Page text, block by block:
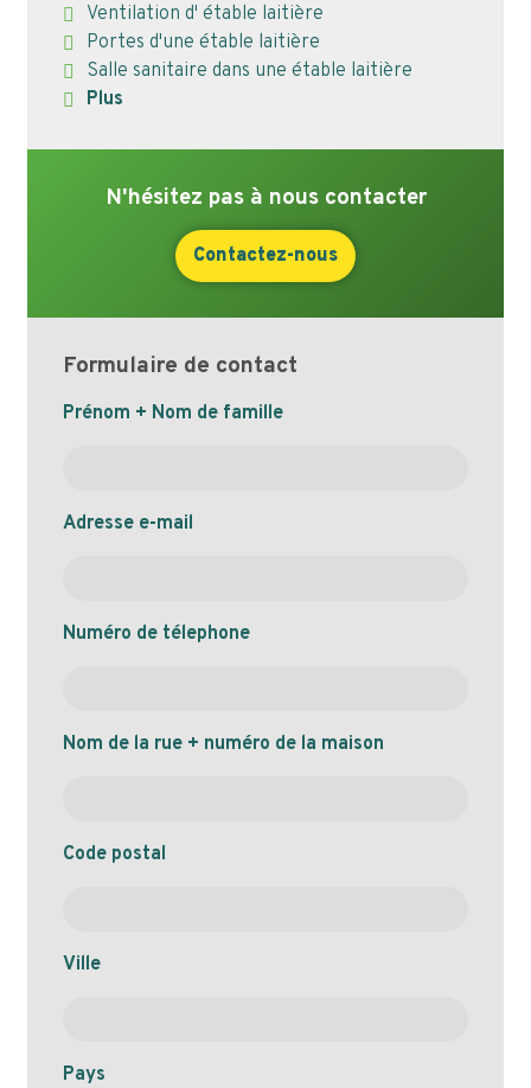
Ventilation d' étable laitière
Portes d'une étable laitière
Salle sanitaire dans une étable laitière
Plus
N'hésitez pas à nous contacter
Contactez-nous
Formulaire de contact
Naam
Prénom + Nom de famille
Adresse e-mail
Numéro de télephone
Nom de la rue + numéro de la maison
Code postal
Ville
Pays